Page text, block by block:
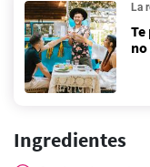
La
Ingredientes